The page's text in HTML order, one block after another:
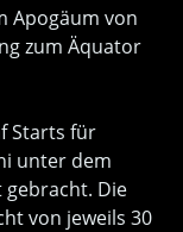
Apogäum von
zum Äquator
Starts für
unter dem
gebracht. Die
von jeweils 30